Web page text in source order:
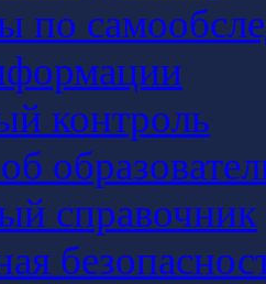
по
контроль
справочник